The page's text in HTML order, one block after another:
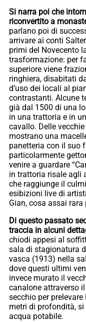
Si narra poi che
riconvertito a
parlano poi di
arrivare ai conti
primi del Novecento
trasformazione: per
superiore viene
ringhiera, disabitati
d’uso dei locali al
contrastanti. Alcune
già dal 1500 di una
in una trattoria e in
cavallo. Delle
mostrano una
panetteria con il suo
particolarmente
venire a guardare
in trattoria risale agli
che raggiunge il
esibizioni live di
Gian, cosa assai rara
Di questo passato
traccia in alcuni
chiodi appesi al
sala di stagionatura
vasca (1913) nella
dove questi ultimi
invece murato il
canalone attraverso
secchio per prelevare
metri di profondità,
acqua potabile.